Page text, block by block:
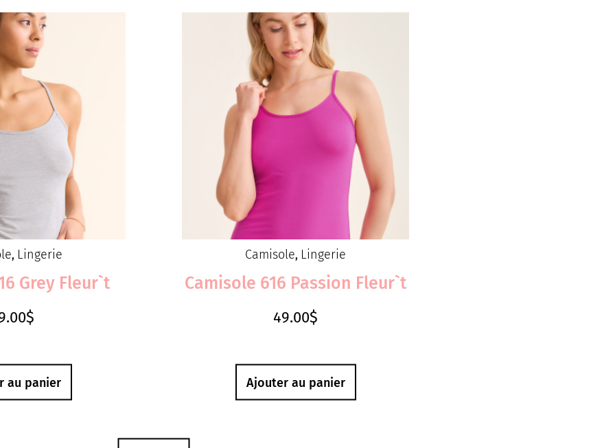
, Lingerie
Grey Fleur`t
$
au panier
Camisole, Lingerie
Camisole 616 Passion Fleur`t
49.00$
Ajouter au panier